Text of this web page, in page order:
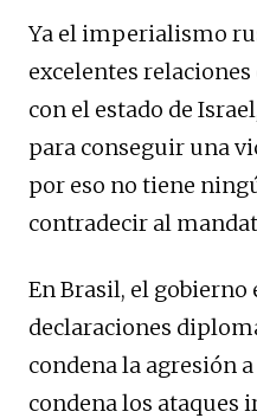
Ya el imperialismo
excelentes
con el estado de
para conseguir una
por eso no tiene
contradecir al
En Brasil, el gobierno
declaraciones
condena la agresión
condena los ataques